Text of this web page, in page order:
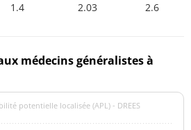
1.4 2.03 2.6
médecins généralistes à
potentielle localisée (APL) - DREES